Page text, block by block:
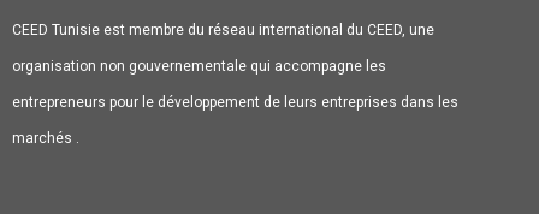
CEED Tunisie est membre du réseau international du CEED, une
organisation non gouvernementale qui accompagne les
entrepreneurs pour le développement de leurs entreprises dans les
marchés .